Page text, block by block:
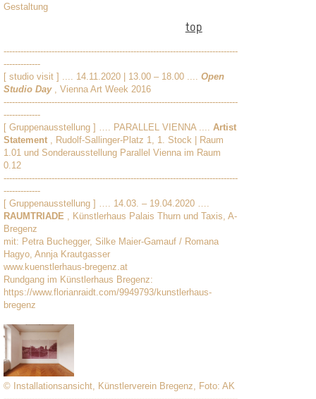
Gestaltung
top
-----------------------------------------------------------------------------------
-------------
[ studio visit ] .... 14.11.2020 | 13.00 – 18.00 .... Open
Studio Day, Vienna Art Week 2016
-----------------------------------------------------------------------------------
-------------
[ Gruppenausstellung ] …. PARALLEL VIENNA .... Artist
Statement , Rudolf-Sallinger-Platz 1, 1. Stock | Raum
1.01 und Sonderausstellung Parallel Vienna im Raum
0.12
-----------------------------------------------------------------------------------
-------------
[ Gruppenausstellung ] …. 14.03. – 19.04.2020 ….
RAUMTRIADE , Künstlerhaus Palais Thurn und Taxis, A-
Bregenz
mit: Petra Buchegger, Silke Maier-Gamauf / Romana
Hagyo, Annja Krautgasser
www.kuenstlerhaus-bregenz.at
Rundgang im Künstlerhaus Bregenz:
https://www.florianraidt.com/9949793/kunstlerhaus-
bregenz
© Installationsansicht, Künstlerverein Bregenz, Foto: AK